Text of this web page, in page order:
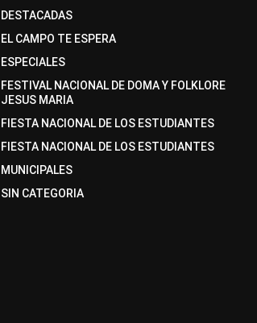
DESTACADAS
EL CAMPO TE ESPERA
ESPECIALES
FESTIVAL NACIONAL DE DOMA Y FOLKLORE
JESUS MARIA
FIESTA NACIONAL DE LOS ESTUDIANTES
FIESTA NACIONAL DE LOS ESTUDIANTES
MUNICIPALES
SIN CATEGORIA